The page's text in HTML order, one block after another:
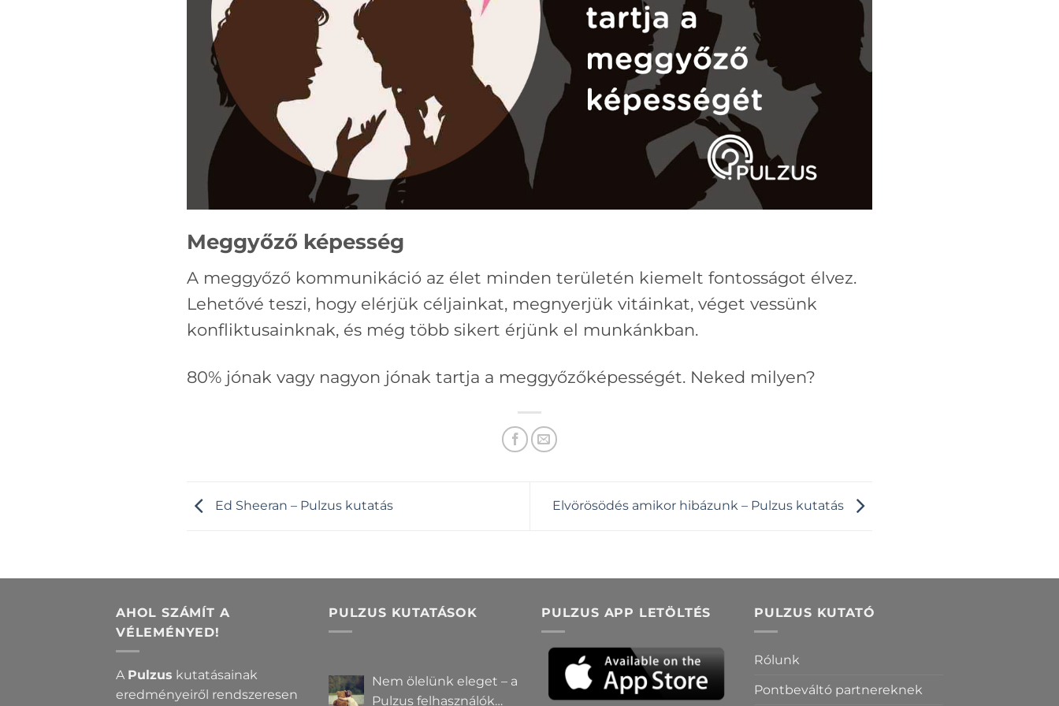
Meggyőző képesség
A meggyőző kommunikáció az élet minden területén kiemelt fontosságot élvez.
Lehetővé teszi, hogy elérjük céljainkat, megnyerjük vitáinkat, véget vessünk
konfliktusainknak, és még több sikert érjünk el munkánkban.
80% jónak vagy nagyon jónak tartja a meggyőzőképességét. Neked milyen?
Ed Sheeran – Pulzus kutatás Elvörösödés amikor hibázunk – Pulzus kutatás
AHOL SZÁMÍT A
VÉLEMÉNYED!
A Pulzus kutatásainak
eredményeiről rendszeresen
PULZUS KUTATÁSOK
Nem ölelünk eleget – a
Pulzus felhasználók
PULZUS APP LETÖLTÉS PULZUS KUTATÓ
Rólunk
Pontbeváltó partnereknek